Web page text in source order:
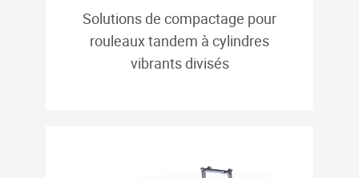
Solutions de compactage pour
rouleaux tandem à cylindres
vibrants divisés